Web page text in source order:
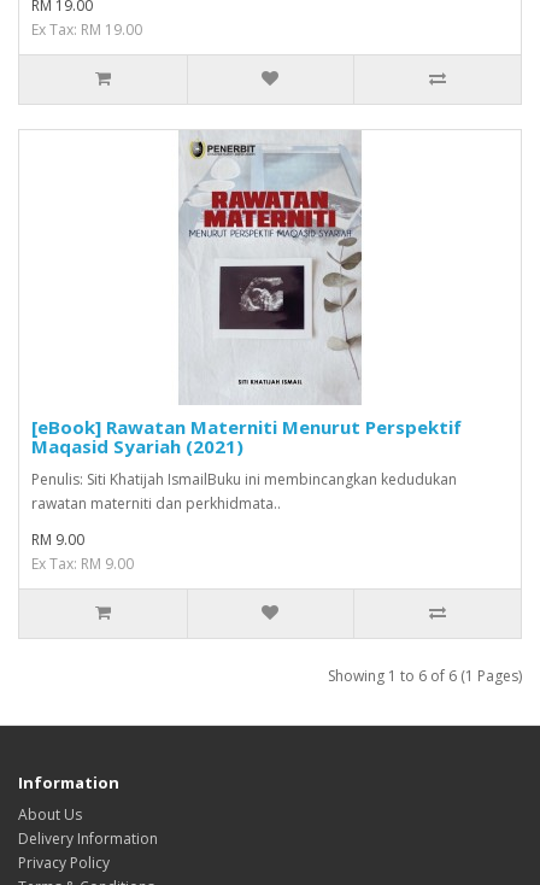
RM 19.00
Ex Tax: RM 19.00
[eBook] Rawatan Materniti Menurut Perspektif
Maqasid Syariah (2021)
Penulis: Siti Khatijah IsmailBuku ini membincangkan kedudukan
rawatan materniti dan perkhidmata..
RM 9.00
Ex Tax: RM 9.00
Showing 1 to 6 of 6 (1 Pages)
Information
About Us
Delivery Information
Privacy Policy